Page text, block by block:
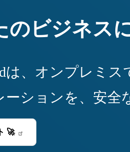
のビジネス
は、オンプレミ
ーションを、安全
🚀